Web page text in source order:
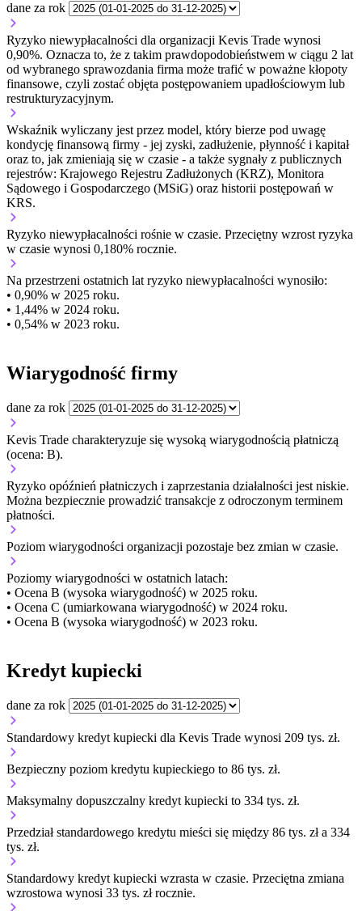
dane za rok
Ryzyko niewypłacalności dla organizacji Kevis Trade wynosi
0,90%. Oznacza to, że z takim prawdopodobieństwem w ciągu 2 lat
od wybranego sprawozdania firma może trafić w poważne kłopoty
finansowe, czyli zostać objęta postępowaniem upadłościowym lub
restrukturyzacyjnym.
Wskaźnik wyliczany jest przez model, który bierze pod uwagę
kondycję finansową firmy - jej zyski, zadłużenie, płynność i kapitał
oraz to, jak zmieniają się w czasie - a także sygnały z publicznych
rejestrów: Krajowego Rejestru Zadłużonych (KRZ), Monitora
Sądowego i Gospodarczego (MSiG) oraz historii postępowań w
KRS.
Ryzyko niewypłacalności rośnie w czasie. Przeciętny wzrost ryzyka
w czasie wynosi 0,180% rocznie.
Na przestrzeni ostatnich lat ryzyko niewypłacalności wynosiło:
• 0,90% w 2025 roku.
• 1,44% w 2024 roku.
• 0,54% w 2023 roku.
Wiarygodność firmy
dane za rok
Kevis Trade charakteryzuje się wysoką wiarygodnością płatniczą
(ocena: B).
Ryzyko opóźnień płatniczych i zaprzestania działalności jest niskie.
Można bezpiecznie prowadzić transakcje z odroczonym terminem
płatności.
Poziom wiarygodności organizacji pozostaje bez zmian w czasie.
Poziomy wiarygodności w ostatnich latach:
• Ocena B (wysoka wiarygodność) w 2025 roku.
• Ocena C (umiarkowana wiarygodność) w 2024 roku.
• Ocena B (wysoka wiarygodność) w 2023 roku.
Kredyt kupiecki
dane za rok
Standardowy kredyt kupiecki dla Kevis Trade wynosi 209 tys. zł.
Bezpieczny poziom kredytu kupieckiego to 86 tys. zł.
Maksymalny dopuszczalny kredyt kupiecki to 334 tys. zł.
Przedział standardowego kredytu mieści się między 86 tys. zł a 334
tys. zł.
Standardowy kredyt kupiecki wzrasta w czasie. Przeciętna zmiana
wzrostowa wynosi 33 tys. zł rocznie.